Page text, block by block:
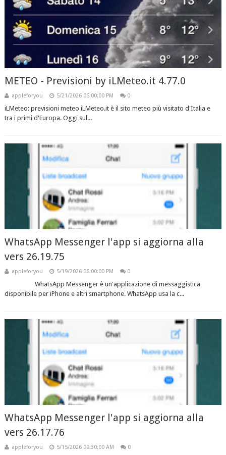
METEO - Previsioni by iLMeteo.it 4.77.0
appleforyou 5/21/2026 06:00:00 PM 0
iLMeteo: previsioni meteo iLMeteo.it è il sito meteo più visitato d'Italia e
tra i primi d'Europa. Oggi sul...
WhatsApp Messenger l'app si aggiorna alla
vers 26.19.75
appleforyou 5/19/2026 06:00:00 PM 0
WhatsApp Messenger è un'applicazione di messaggistica
disponibile per iPhone e altri smartphone. WhatsApp usa la c...
WhatsApp Messenger l'app si aggiorna alla
vers 26.17.76
appleforyou 5/15/2026 09:30:00 AM 0